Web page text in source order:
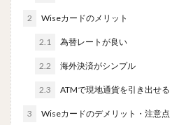
2 Wiseカードのメリット
2.1 為替レートが良い
2.2 海外決済がシンプル
2.3 ATMで現地通貨を引き出せる
3 Wiseカードのデメリット・注意点